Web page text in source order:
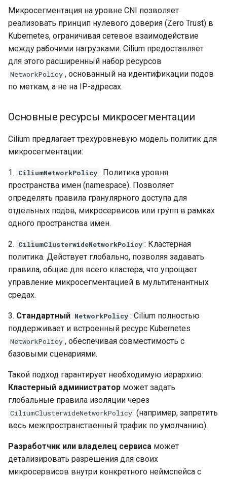
и
я
о
к
а
Удаление Bootsman
кластера
Журнал событий установки
кластера
Рабочие процессы
(нагрузки)
Хранилище
Обзор Сервиса
Политики
Практические примеры
гранулярной
микросегментации
Микросегментация
микросервисов (L3/L4)
Гранулярная изоляция
по HTTP-методам (L7)
Глобальная изоляция и
Изоляция неймспейсов
Дополнительные
возможности:
QoS в Cilium: управление
трафиком на уровне CNI
Bandwidth Manager
Назначение
Активация
Применение к подам
NetworkPolicy QoS
Ресурсы
возможности
Пример политики
Тестирование и
оптимизация дисковой
подсистемы для ETCD
Шифрование etcd
Grafana
Миграция данных из
Prometheus в Victoria
Изменение срока хранения
метрик в Victoria Metrics
Авторизация в registry
Платформы Боцман
Проксирование реестра
образов
Работа с трафиком east-
west и north-south
Подключение физических
устройств напрямую к
контейнерам
Подключение
инструментов Argo CD
Настройка вертикального
масштабирования подов
Полнофункциональный
кластер на трех узлах
Схема взаимодействия
компонентов кластера
Поддержка VXLAN
Поддержка BGP пиринга и
плагинов
SCTP
Микросегментация на уровне CNI позволяет
реализовать принцип нулевого доверия (Zero Trust) в
Kubernetes, ограничивая сетевое взаимодействие
между рабочими нагрузками. Cilium предоставляет
для этого расширенный набор ресурсов
NetworkPolicy , основанный на идентификации подов
по меткам, а не на IP-адресах.
Основные ресурсы микросегментации
Cilium предлагает трехуровневую модель политик для
микросегментации:
1. CiliumNetworkPolicy : Политика уровня
пространства имен (namespace). Позволяет
определять правила гранулярного доступа для
отдельных подов, микросервисов или групп в рамках
одного пространства имен.
2. CiliumClusterwideNetworkPolicy : Кластерная
политика. Действует глобально, позволяя задавать
правила, общие для всего кластера, что упрощает
управление микросегментацией в мультитенантных
средах.
3. Стандартный NetworkPolicy : Cilium полностью
поддерживает и встроенный ресурс Kubernetes
NetworkPolicy , обеспечивая совместимость с
базовыми сценариями.
Такой подход гарантирует необходимую иерархию:
Кластерный администратор может задать
глобальные правила изоляции через
CiliumClusterwideNetworkPolicy (например, запретить
весь межпространственный трафик по умолчанию).
Разработчик или владелец сервиса может
детализировать разрешения для своих
микросервисов внутри конкретного неймспейса с